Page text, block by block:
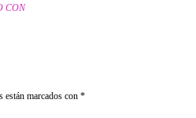
CON
están marcados con *